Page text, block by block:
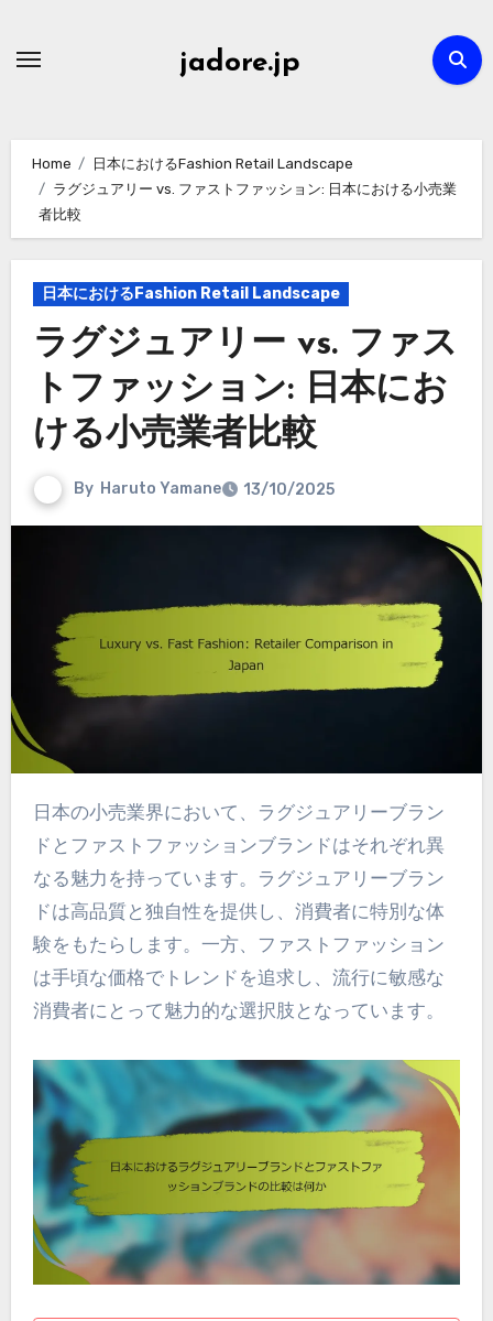
jadore.jp
Home
日本におけるFashion Retail Landscape
ラグジュアリー vs. ファストファッション: 日本における小売業
者比較
日本におけるFashion Retail Landscape
ラグジュアリー vs. ファス
トファッション: 日本にお
ける小売業者比較
By Haruto Yamane 13/10/2025
日本の小売業界において、ラグジュアリーブラン
ドとファストファッションブランドはそれぞれ異
なる魅力を持っています。ラグジュアリーブラン
ドは高品質と独自性を提供し、消費者に特別な体
験をもたらします。一方、ファストファッション
は手頃な価格でトレンドを追求し、流行に敏感な
消費者にとって魅力的な選択肢となっています。